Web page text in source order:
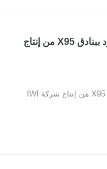
الجيش الإسرائيلي يبرم صفقة ضخمة للتزود ببنادق X95 من إنتاج